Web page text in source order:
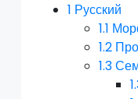
1 Русский
1.1
1.2
1.3